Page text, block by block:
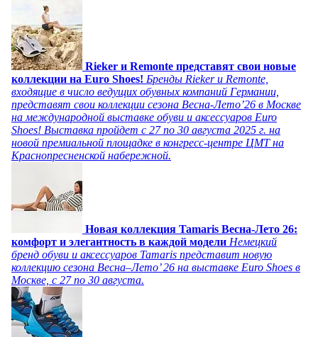
Rieker и Remonte представят свои новые
коллекции на Euro Shoes! Бренды Rieker и Remonte,
входящие в число ведущих обувных компаний Германии,
представят свои коллекции сезона Весна-Лето’26 в Москве
на международной выставке обуви и аксессуаров Euro
Shoes! Выставка пройдет c 27 по 30 августа 2025 г. на
новой премиальной площадке в конгресс-центре ЦМТ на
Краснопресненской набережной.
Новая коллекция Tamaris Весна-Лето 26:
комфорт и элегантность в каждой модели Немецкий
бренд обуви и аксессуаров Tamaris представит новую
коллекцию сезона Весна–Лето’ 26 на выставке Euro Shoes в
Москве, с 27 по 30 августа.